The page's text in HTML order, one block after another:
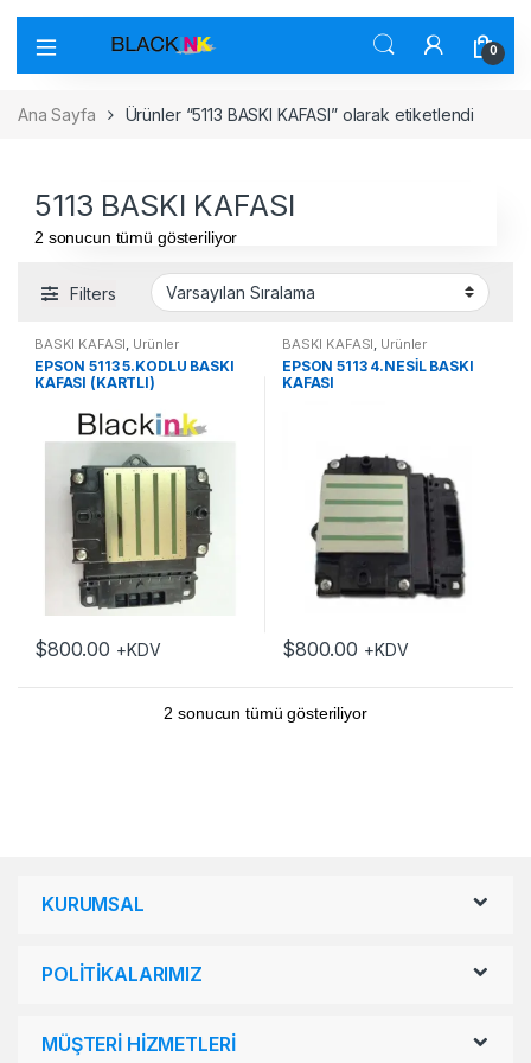
0
Ana Sayfa Ürünler “5113 BASKI KAFASI” olarak etiketlendi
5113 BASKI KAFASI
2 sonucun tümü gösteriliyor
Filters
BASKI KAFASI, Ürünler
EPSON 5113 5.KODLU BASKI
KAFASI (KARTLI)
$800.00 +KDV
BASKI KAFASI, Ürünler
EPSON 5113 4.NESİL BASKI
KAFASI
$800.00 +KDV
2 sonucun tümü gösteriliyor
KURUMSAL
POLİTİKALARIMIZ
MÜŞTERİ HİZMETLERİ